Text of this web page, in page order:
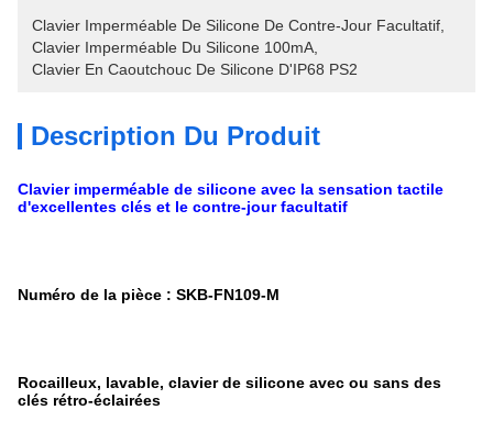
Clavier Imperméable De Silicone De Contre-Jour Facultatif
Clavier Imperméable Du Silicone 100mA
Clavier En Caoutchouc De Silicone D'IP68 PS2
Description Du Produit
Clavier imperméable de silicone avec la sensation tactile
d'excellentes clés et le contre-jour facultatif
Numéro de la pièce : SKB-FN109-M
Rocailleux, lavable, clavier de silicone avec ou sans des
clés rétro-éclairées